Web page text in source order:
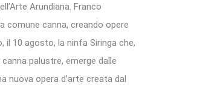
Arundiana. Franco
comune canna, creando opere
il 10 agosto, la ninfa Siringa che,
palustre, emerge dalle
nuova opera d’arte creata dal